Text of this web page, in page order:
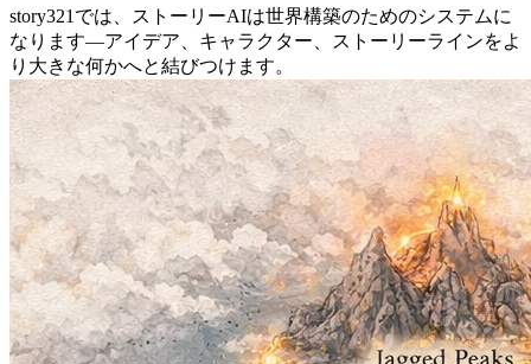
story321では、ストーリーAIは世界構築のためのシステムに
なります―アイデア、キャラクター、ストーリーラインをよ
り大きな何かへと結びつけます。